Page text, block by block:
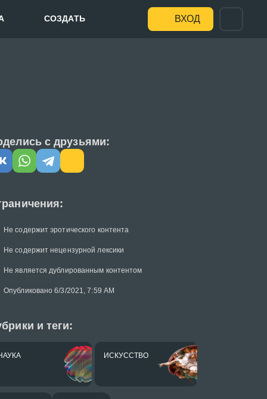
СОЗДАТЬ ВХОД
с друзьями:
Не содержит эротического контента
Не содержит нецензурной лексики
Не является дублированным контентом
Опубликовано 6/3/2021, 7:59 AM
и теги:
ИСКУССТВО